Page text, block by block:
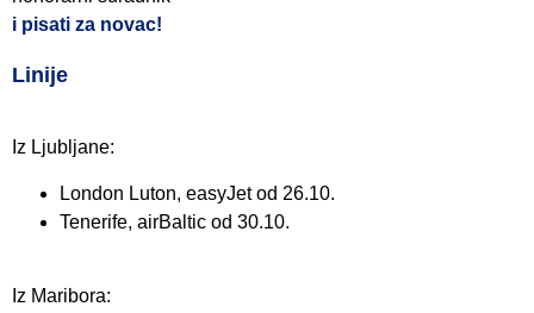
i pisati za novac!
Linije
Iz Ljubljane:
London Luton, easyJet od 26.10.
Tenerife, airBaltic od 30.10.
Iz Maribora: